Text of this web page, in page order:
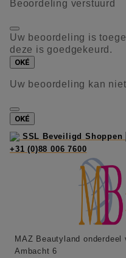
Beoordeling verstuurd
Uw beoordeling is
deze is goedgekeurd.
OKÉ
Uw beoordeling kan
OKÉ
SSL Beveiligd Shoppen
+31 (0)88 006 7600
MAZ Beautyland onderdeel
Ambacht 6